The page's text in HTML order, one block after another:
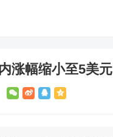
涨幅缩小至5美元